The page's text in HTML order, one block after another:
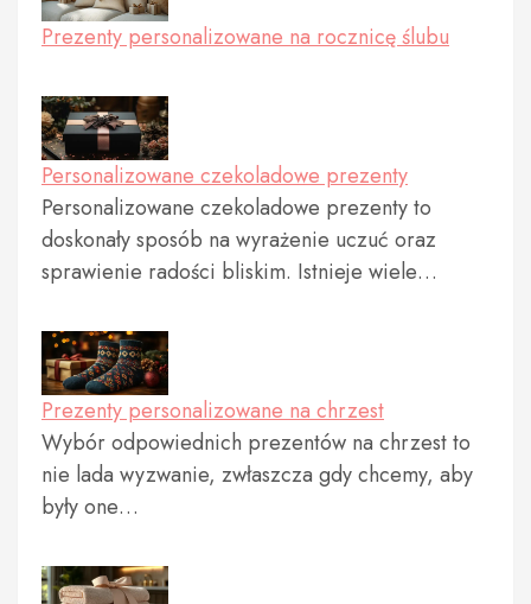
Prezenty personalizowane na rocznicę ślubu
Personalizowane czekoladowe prezenty
Personalizowane czekoladowe prezenty to
doskonały sposób na wyrażenie uczuć oraz
sprawienie radości bliskim. Istnieje wiele…
Prezenty personalizowane na chrzest
Wybór odpowiednich prezentów na chrzest to
nie lada wyzwanie, zwłaszcza gdy chcemy, aby
były one…